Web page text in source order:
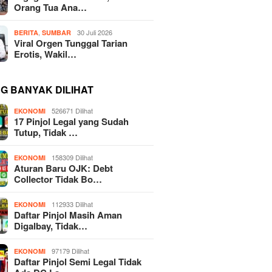
Orang Tua Ana…
BERITA ,SUMBAR 30 Juli 2026
Viral Orgen Tunggal Tarian
Erotis, Wakil…
BANYAK DILIHAT
EKONOMI 526671 Dilihat
17 Pinjol Legal yang Sudah
Tutup, Tidak …
EKONOMI 158309 Dilihat
Aturan Baru OJK: Debt
Collector Tidak Bo…
EKONOMI 112933 Dilihat
Daftar Pinjol Masih Aman
Digalbay, Tidak…
EKONOMI 97179 Dilihat
Daftar Pinjol Semi Legal Tidak